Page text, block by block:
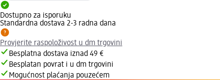
Dostupno za isporuku
Standardna dostava 2-3 radna dana
Provjerite raspoloživost u dm trgovini
Besplatna dostava iznad 49 €
Besplatan povrat i u dm trgovini
Mogućnost plaćanja pouzećem